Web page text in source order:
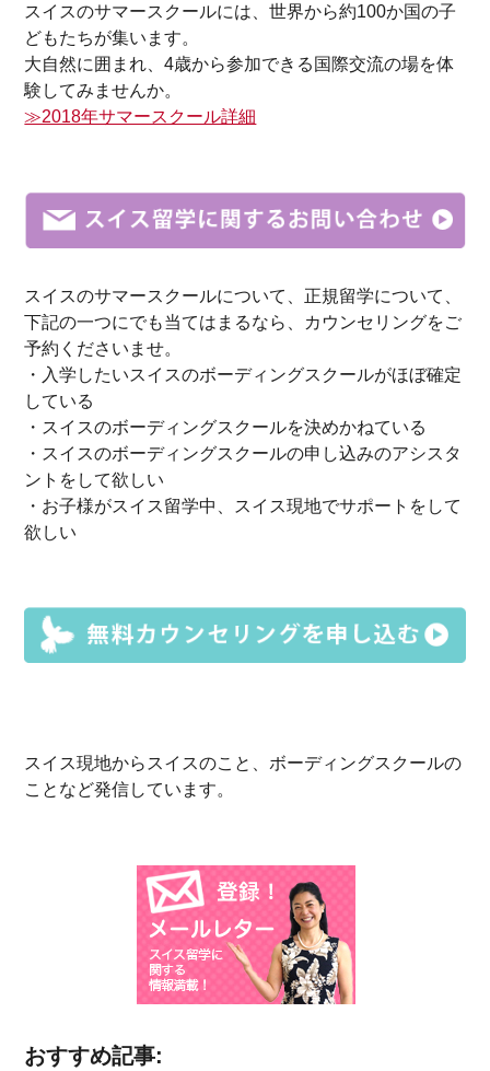
スイスのサマースクールには、世界から約100か国の子
どもたちが集います。
大自然に囲まれ、4歳から参加できる国際交流の場を体
験してみませんか。
≫2018年サマースクール詳細
スイスのサマースクールについて、正規留学について、
下記の一つにでも当てはまるなら、カウンセリングをご
予約くださいませ。
・入学したいスイスのボーディングスクールがほぼ確定
している
・スイスのボーディングスクールを決めかねている
・スイスのボーディングスクールの申し込みのアシスタ
ントをして欲しい
・お子様がスイス留学中、スイス現地でサポートをして
欲しい
スイス現地からスイスのこと、ボーディングスクールの
ことなど発信しています。
おすすめ記事: